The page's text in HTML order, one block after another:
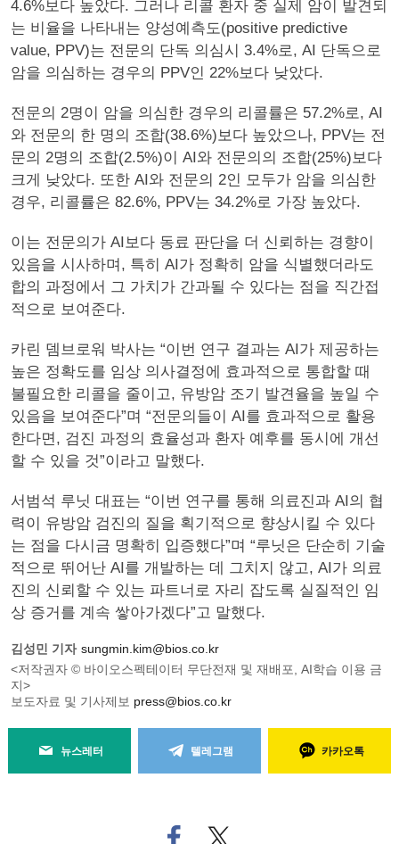
4.6%보다 높았다. 그러나 리콜 환자 중 실제 암이 발견되
는 비율을 나타내는 양성예측도(positive predictive
value, PPV)는 전문의 단독 의심시 3.4%로, AI 단독으로
암을 의심하는 경우의 PPV인 22%보다 낮았다.
전문의 2명이 암을 의심한 경우의 리콜률은 57.2%로, AI
와 전문의 한 명의 조합(38.6%)보다 높았으나, PPV는 전
문의 2명의 조합(2.5%)이 AI와 전문의의 조합(25%)보다
크게 낮았다. 또한 AI와 전문의 2인 모두가 암을 의심한
경우, 리콜률은 82.6%, PPV는 34.2%로 가장 높았다.
이는 전문의가 AI보다 동료 판단을 더 신뢰하는 경향이
있음을 시사하며, 특히 AI가 정확히 암을 식별했더라도
합의 과정에서 그 가치가 간과될 수 있다는 점을 직간접
적으로 보여준다.
카린 뎀브로워 박사는 “이번 연구 결과는 AI가 제공하는
높은 정확도를 임상 의사결정에 효과적으로 통합할 때
불필요한 리콜을 줄이고, 유방암 조기 발견율을 높일 수
있음을 보여준다”며 “전문의들이 AI를 효과적으로 활용
한다면, 검진 과정의 효율성과 환자 예후를 동시에 개선
할 수 있을 것”이라고 말했다.
서범석 루닛 대표는 “이번 연구를 통해 의료진과 AI의 협
력이 유방암 검진의 질을 획기적으로 향상시킬 수 있다
는 점을 다시금 명확히 입증했다”며 “루닛은 단순히 기술
적으로 뛰어난 AI를 개발하는 데 그치지 않고, AI가 의료
진의 신뢰할 수 있는 파트너로 자리 잡도록 실질적인 임
상 증거를 계속 쌓아가겠다”고 말했다.
김성민 기자 sungmin.kim@bios.co.kr
<저작권자 © 바이오스펙테이터 무단전재 및 재배포, AI학습 이용 금
지>
보도자료 및 기사제보 press@bios.co.kr
뉴스레터 텔레그램 카카오톡
페
트위